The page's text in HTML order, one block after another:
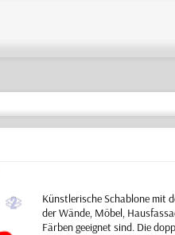
b
Künstlerische Schablone mit
der Wände, Möbel,
Färben geeignet sind. Die